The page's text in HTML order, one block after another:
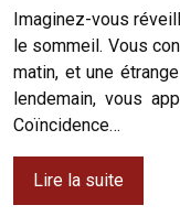
Imaginez-vous
le sommeil. Vous
matin, et une
lendemain, vous
Coïncidence…
Lire la suite